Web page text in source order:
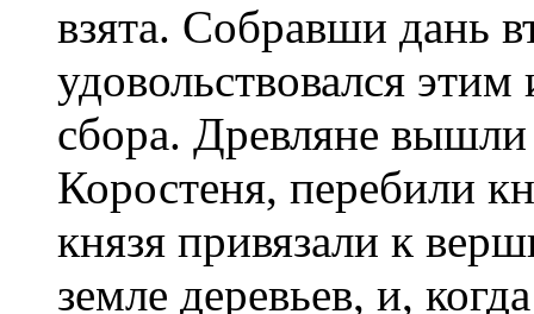
взята. Собравши дань
удовольствовался
сбора. Древляне вышли
Коростеня, перебили
князя привязали к
земле деревьев, и,